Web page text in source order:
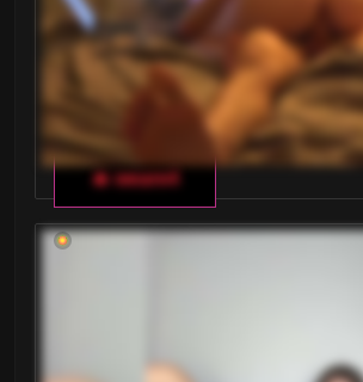
ODERWIESZ WZROKU
Włoskie czaty dla dorosłych to
eldorado dla tych, którzy szukają
przygód i intensywnych emocji.
w świat pełen namiętności i odkryj
jakie oferuje technologia w świecie
online.
Interesujesz się włoskimi czatami
🔥 weare4